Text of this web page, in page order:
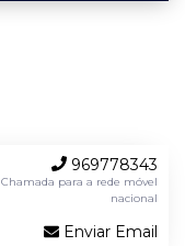
969778343
Chamada para a rede móvel
nacional
Enviar Email